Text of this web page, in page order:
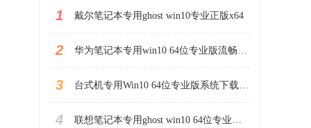
1 戴尔笔记本专用ghost win10专业正版x64
2 华为笔记本专用win10 64位专业版流畅版镜像iso
3 台式机专用Win10 64位专业版系统下载(简体中文)
4 联想笔记本专用ghost win10 64位专业镜像版